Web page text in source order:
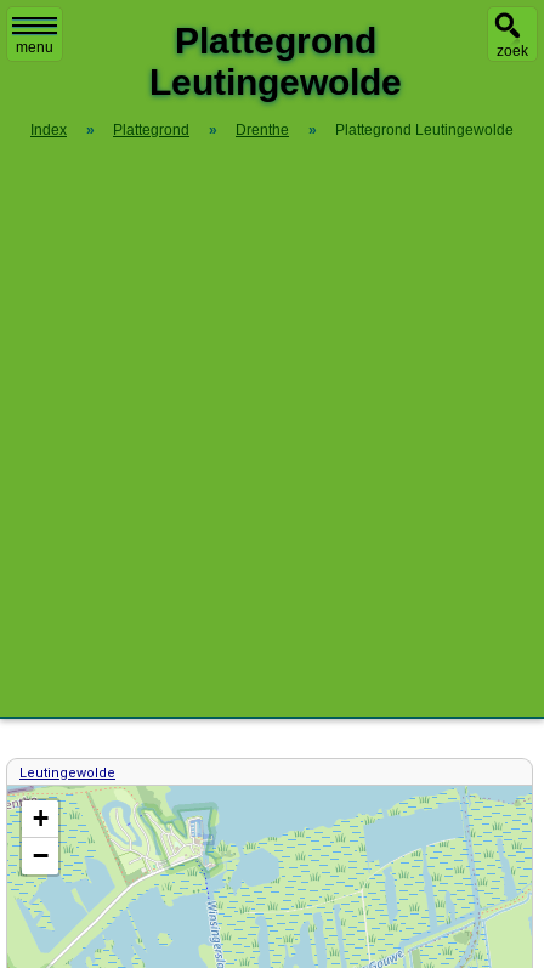
menu zoek
Plattegrond
Leutingewolde
Index » Plattegrond » Drenthe » Plattegrond Leutingewolde
Leutingewolde
Kaart / Plattegrond Leutingewolde centrum
+
−